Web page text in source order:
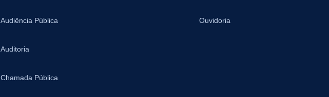
Audiência Pública
Auditoria
Chamada Pública
Ouvidoria